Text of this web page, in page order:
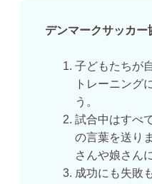
デンマークサッカ
子どもたちが
トレーニング
う。
試合中はすべ
の言葉を送り
さんや娘さん
成功にも失敗